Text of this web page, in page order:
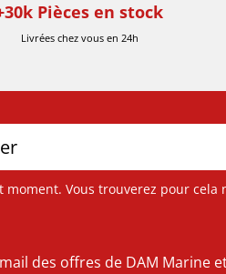
Pièces en stock
Livrées chez vous en 24h
moment. Vous trouverez pour
des offres de DAM Marine